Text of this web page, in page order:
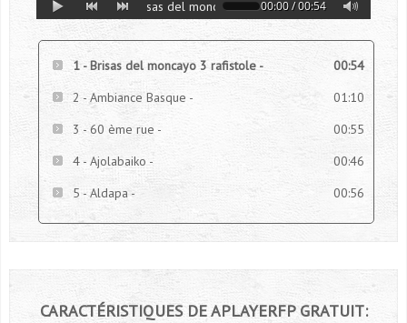
Brisas del moncayo 3 rafistole 00:00/00:54
1 - Brisas del moncayo 3 rafistole -
00:54
2 - Ambiance Basque -
01:10
3 - 60 ème rue -
00:55
4 - Ajolabaiko -
00:46
5 - Aldapa -
00:56
CARACTÉRISTIQUES DEAPLAYERFP GRATUIT: